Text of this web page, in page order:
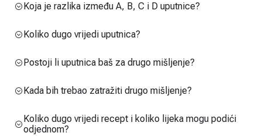
Koja je razlika između A, B, C i D uputnice?
Koliko dugo vrijedi uputnica?
Postoji li uputnica baš za drugo mišljenje?
Kada bih trebao zatražiti drugo mišljenje?
Koliko dugo vrijedi recept i koliko lijeka mogu podići
odjednom?